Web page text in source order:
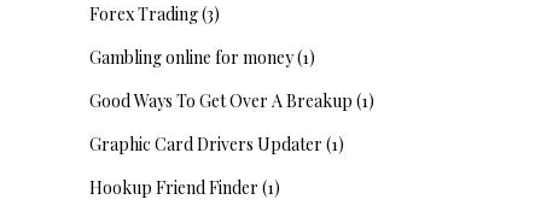
Forex Trading(3)
Gambling online for money(1)
Good Ways To Get Over A Breakup (1)
Graphic Card Drivers Updater (1)
Hookup Friend Finder (1)